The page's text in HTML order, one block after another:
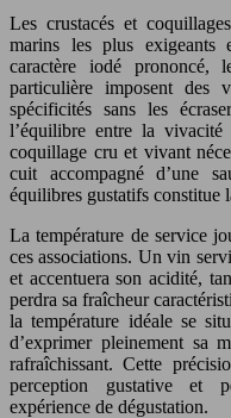
Les crustacés et
marins les plus exigeants
caractère iodé prononcé,
particulière imposent des
spécificités sans les
l’équilibre entre la
coquillage cru et vivant
cuit accompagné d’une
équilibres gustatifs constitue
La température de service
ces associations. Un vin
et accentuera son acidité,
perdra sa fraîcheur
la température idéale se
d’exprimer pleinement sa
rafraîchissant. Cette
perception gustative et
expérience de dégustation.